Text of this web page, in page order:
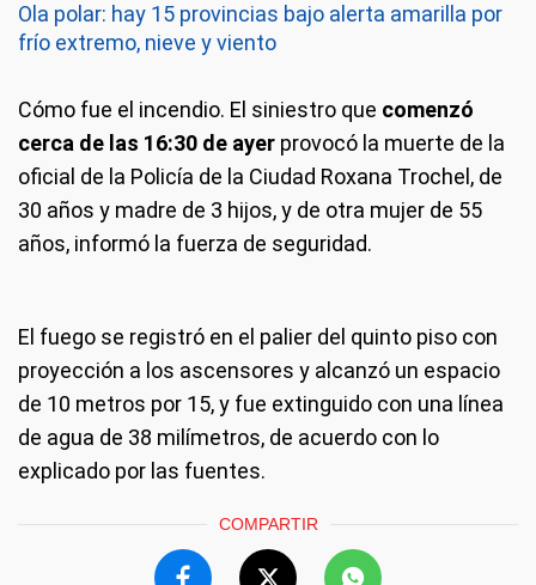
Ola polar: hay 15 provincias bajo alerta amarilla por
frío extremo, nieve y viento
Cómo fue el incendio. El siniestro que comenzó
cerca de las 16:30 de ayer provocó la muerte de la
oficial de la Policía de la Ciudad Roxana Trochel, de
30 años y madre de 3 hijos, y de otra mujer de 55
años, informó la fuerza de seguridad.
El fuego se registró en el palier del quinto piso con
proyección a los ascensores y alcanzó un espacio
de 10 metros por 15, y fue extinguido con una línea
de agua de 38 milímetros, de acuerdo con lo
explicado por las fuentes.
COMPARTIR